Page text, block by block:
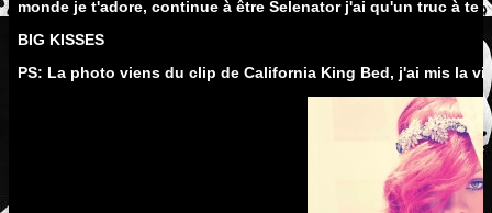
monde je t'adore, continue à être Selenator j'ai qu'un truc à te
BIG KISSES
PS: La photo viens du clip de California King Bed, j'ai mis la